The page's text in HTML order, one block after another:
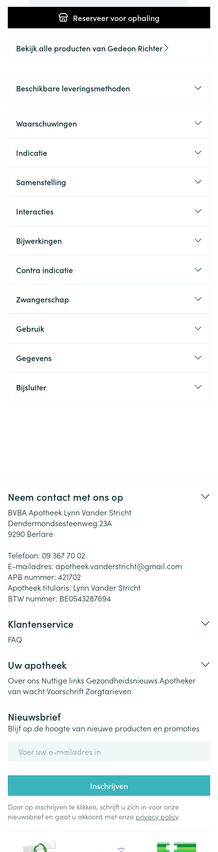
Reserveervoor ophaling
Bekijk alle producten van Gedeon Richter
Beschikbare leveringsmethoden
Waarschuwingen
Indicatie
Samenstelling
Interacties
Bijwerkingen
Contra indicatie
Zwangerschap
Gebruik
Gegevens
Bijsluiter
Neem contact met ons op
BVBA Apotheek Lynn Vander Stricht
Dendermondsesteenweg 23A
9290 Berlare
Telefoon: 09 367 70 02
E-mailadres: apotheek.vanderstricht@gmail.com
APB nummer: 421702
Apotheek titularis: Lynn Vander Stricht
BTW nummer: BE0543287694
Klantenservice
FAQ
Uw apotheek
Over ons Nuttige links Gezondheidsnieuws Apotheker
van wachtVoorschriftZorgtarieven
Nieuwsbrief
Blijf op de hoogte van nieuwe producten en promoties
Inschrijven
Door op inschrijven te klikken, schrijft u zich in voor onze
nieuwsbrief en gaat u akkoord met onze privacy policy.